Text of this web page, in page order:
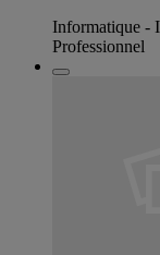
Informatique -
Professionnel